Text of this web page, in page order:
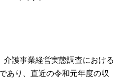
護事業経営実態調査における
あり、直近の令和元年度の収